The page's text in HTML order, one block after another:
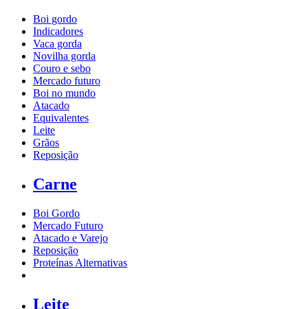
Boi gordo
Indicadores
Vaca gorda
Novilha gorda
Couro e sebo
Mercado futuro
Boi no mundo
Atacado
Equivalentes
Leite
Grãos
Reposição
Carne
Boi Gordo
Mercado Futuro
Atacado e Varejo
Reposição
Proteínas Alternativas
Leite